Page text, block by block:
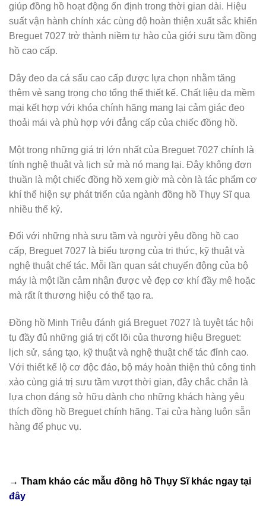
giúp đồng hồ hoạt động ổn định trong thời gian dài. Hiệu
suất vận hành chính xác cùng độ hoàn thiện xuất sắc khiến
Breguet 7027 trở thành niềm tự hào của giới sưu tầm đồng
hồ cao cấp.
Dây đeo da cá sấu cao cấp được lựa chọn nhằm tăng
thêm vẻ sang trọng cho tổng thể thiết kế. Chất liệu da mềm
mại kết hợp với khóa chính hãng mang lại cảm giác đeo
thoải mái và phù hợp với đẳng cấp của chiếc đồng hồ.
Một trong những giá trị lớn nhất của Breguet 7027 chính là
tính nghệ thuật và lịch sử mà nó mang lại. Đây không đơn
thuần là một chiếc đồng hồ xem giờ mà còn là tác phẩm cơ
khí thể hiện sự phát triển của ngành đồng hồ Thụy Sĩ qua
nhiều thế kỷ.
Đối với những nhà sưu tầm và người yêu đồng hồ cao
cấp, Breguet 7027 là biểu tượng của tri thức, kỹ thuật và
nghệ thuật chế tác. Mỗi lần quan sát chuyển động của bộ
máy là một lần cảm nhận được vẻ đẹp cơ khí đầy mê hoặc
mà rất ít thương hiệu có thể tạo ra.
Đồng hồ Minh Triệu đánh giá Breguet 7027 là tuyệt tác hội
tụ đầy đủ những giá trị cốt lõi của thương hiệu Breguet:
lịch sử, sáng tạo, kỹ thuật và nghệ thuật chế tác đỉnh cao.
Với thiết kế lộ cơ độc đáo, bộ máy hoàn thiện thủ công tinh
xảo cùng giá trị sưu tầm vượt thời gian, đây chắc chắn là
lựa chọn đáng sở hữu dành cho những khách hàng yêu
thích đồng hồ Breguet chính hãng. Tại cửa hàng luôn sẵn
hàng để phục vụ.
→ Tham khảo các mẫu đồng hồ Thụy Sĩkhác ngay tại
đây